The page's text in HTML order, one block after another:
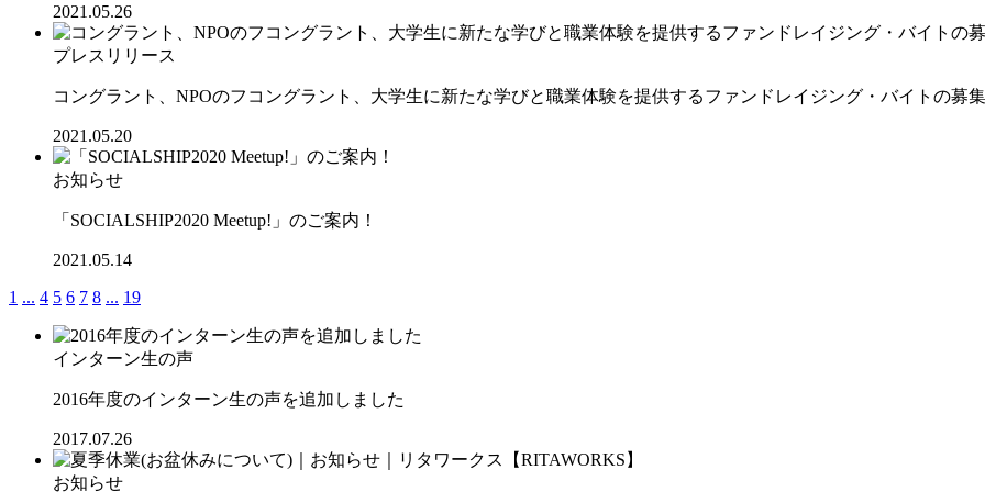
2021.05.26
プレスリリース
コングラント、NPOのフコングラント、大学生に新たな学びと職業体験を提供するファンドレイジング・バイトの募
2021.05.20
お知らせ
「SOCIALSHIP2020 Meetup!」のご案内！
2021.05.14
1 ... 4 5 6 7 8 ... 19
インターン生の声
2016年度のインターン生の声を追加しました
2017.07.26
お知らせ